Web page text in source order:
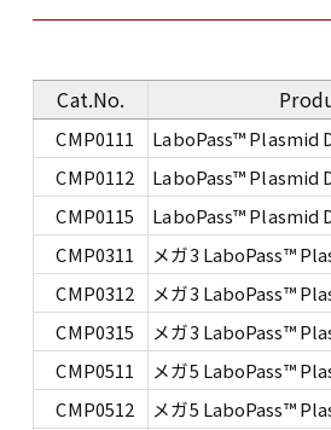
Cat.No.
CMP0111
LaboPass™ Plasmid
CMP0112
LaboPass™ Plasmid
CMP0115
LaboPass™ Plasmid
CMP0311
メガ3 LaboPass™
CMP0312
メガ3 LaboPass™
CMP0315
メガ3 LaboPass™
CMP0511
メガ5 LaboPass™
CMP0512
メガ5 LaboPass™